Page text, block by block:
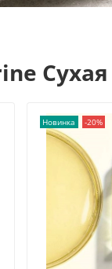
Новинка -20%